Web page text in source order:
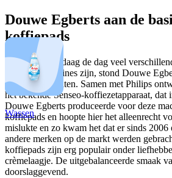
Douwe Egberts aan de
koffiepads
Hoewel er vandaag de dag veel
koffiepadmachines zijn, stond Douwe
koffiezetapparaten. Samen met Philips
het bekende Senseo-koffiezetapparaat, dat
Douwe Egberts produceerde voor deze
koffiepads en hoopte hier het alleenrecht
mislukte en zo kwam het dat er sinds
andere merken op de markt werden
koffiepads zijn erg populair onder
crèmelaagje. De uitgebalanceerde smaak
doorslaggevend.
Wassen